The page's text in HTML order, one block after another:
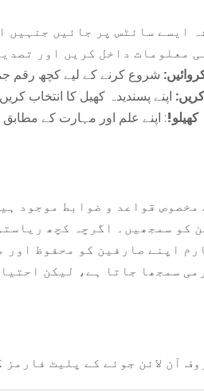
ایسے سائٹس پر جائیں جنہیں
معلومات داخل کریں اور
شروع کرنے کے لیے کچھ رقم
اپنے پسندیدہ کھیل کا انتخاب
کھیلو!: اپنے علم اور مہارت کے
مخصوص قواعد و ضوابط موجود
کو سمجھیں۔ اگرچہ کچھ
اپنے صارفین کو محفوظ اور
سمجھا جاتا ہے، لیکن